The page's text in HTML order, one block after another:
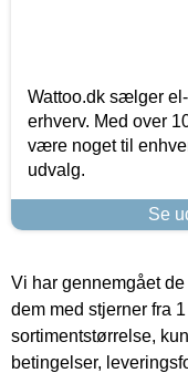
Wattoo.dk sælger
erhverv. Med over
være noget til
udvalg.
Se
Vi har gennemgået
dem med stjerner fra
sortimentstørrelse,
betingelser,